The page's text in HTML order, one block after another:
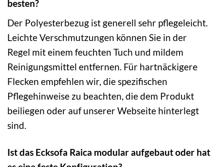
besten?
Der Polyesterbezug ist generell sehr pflegeleicht.
Leichte Verschmutzungen können Sie in der
Regel mit einem feuchten Tuch und mildem
Reinigungsmittel entfernen. Für hartnäckigere
Flecken empfehlen wir, die spezifischen
Pflegehinweise zu beachten, die dem Produkt
beiliegen oder auf unserer Webseite hinterlegt
sind.
Ist das Ecksofa Raica modular aufgebaut oder hat